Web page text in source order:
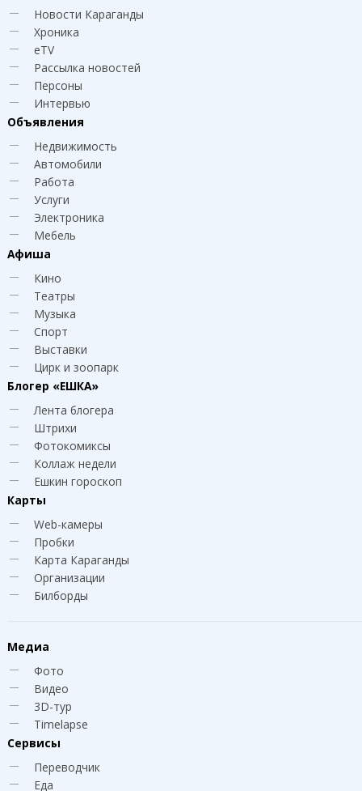
Новости Караганды
Хроника
eTV
Рассылка новостей
Персоны
Интервью
Объявления
Недвижимость
Автомобили
Работа
Услуги
Электроника
Мебель
Афиша
Кино
Театры
Музыка
Спорт
Выставки
Цирк и зоопарк
Блогер «ЕШКА»
Лента блогера
Штрихи
Фотокомиксы
Коллаж недели
Ешкин гороскоп
Карты
Web-камеры
Пробки
Карта Караганды
Организации
Билборды
Медиа
Фото
Видео
3D-тур
Timelapse
Сервисы
Переводчик
Еда